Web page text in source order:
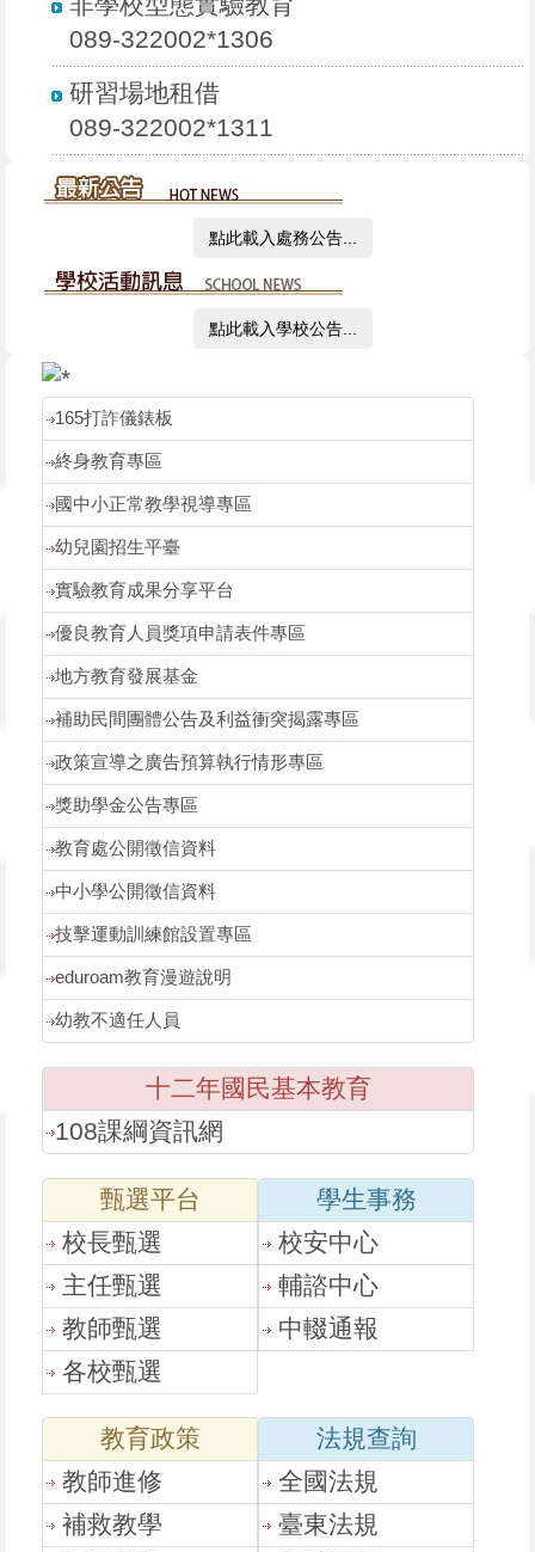
089-322002*1306
研習場地租借
089-322002*1311
點此載入處務公告...
點此載入學校公告...
165打詐儀錶板
終身教育專區
國中小正常教學視導專區
幼兒園招生平臺
實驗教育成果分享平台
優良教育人員獎項申請表件專區
地方教育發展基金
補助民間團體公告及利益衝突揭露專區
政策宣導之廣告預算執行情形專區
獎助學金公告專區
教育處公開徵信資料
中小學公開徵信資料
技擊運動訓練館設置專區
eduroam教育漫遊說明
幼教不適任人員
十二年國民基本教育
108課綱資訊網
甄選平台
校長甄選
主任甄選
教師甄選
各校甄選
學生事務
校安中心
輔諮中心
中輟通報
教育政策
教師進修
補救教學
法規查詢
全國法規
臺東法規